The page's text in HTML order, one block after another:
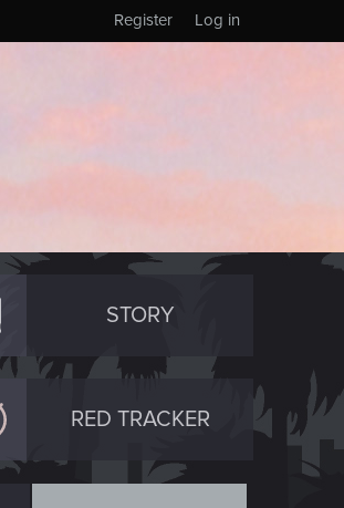
Log in
Register
STORY
RED TRACKER